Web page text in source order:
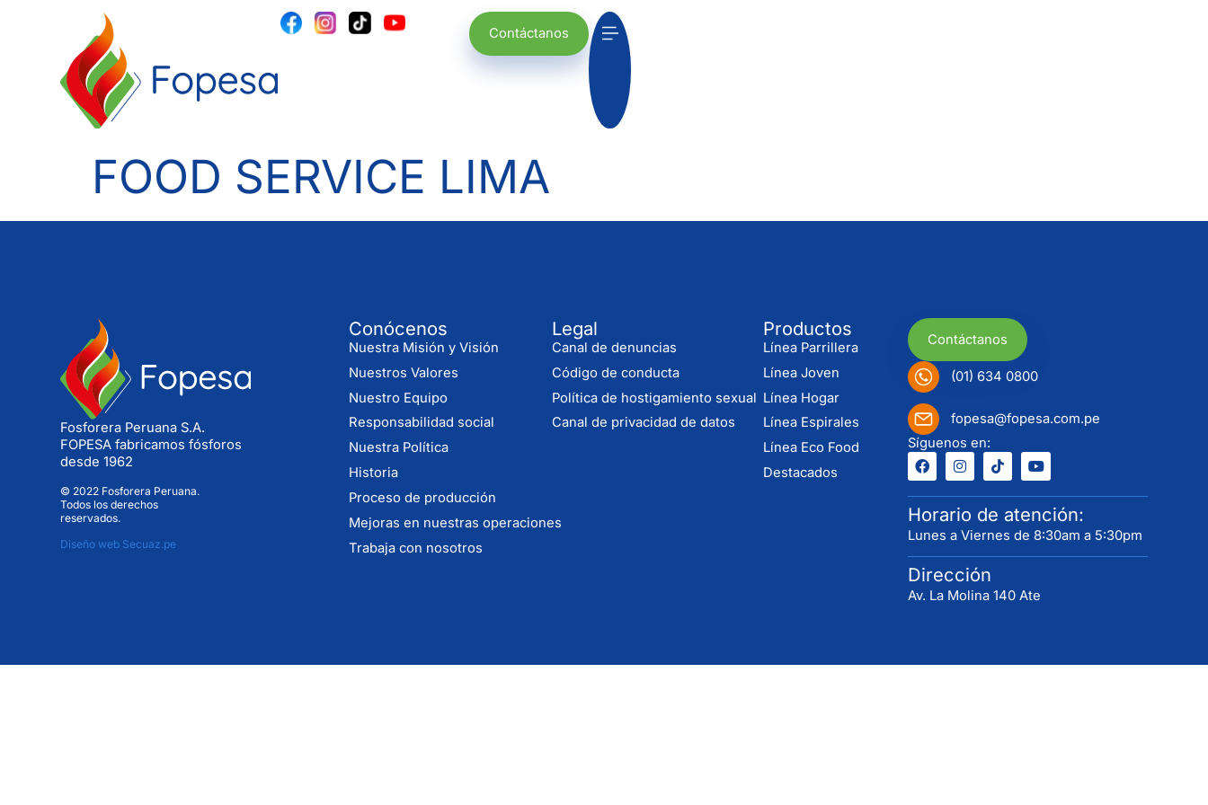
Contáctanos
FOOD SERVICE LIMA
Fosforera Peruana S.A.
FOPESA fabricamos fósforos
desde 1962
© 2022 Fosforera Peruana.
Todos los derechos
reservados.
Diseño web Secuaz.pe
Conócenos
Nuestra Misión y Visión
Nuestros Valores
Nuestro Equipo
Responsabilidad social
Nuestra Política
Historia
Proceso de producción
Mejoras en nuestras operaciones
Trabaja con nosotros
Legal
Canal de denuncias
Código de conducta
Política de hostigamiento sexual
Canal de privacidad de datos
Productos
Línea Parrillera
Línea Joven
Línea Hogar
Línea Espirales
Línea Eco Food
Destacados
Contáctanos
(01) 634 0800
fopesa@fopesa.com.pe
Síguenos en:
Horario de atención:
Lunes a Viernes de 8:30am a 5:30pm
Dirección
Av. La Molina 140 Ate